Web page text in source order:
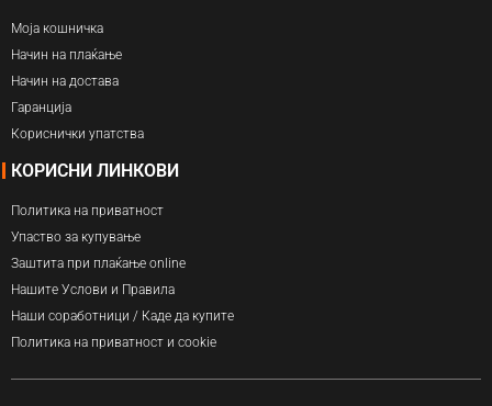
Моја кошничка
Начин на плаќање
Начин на достава
Гаранција
Кориснички упатства
КОРИСНИ ЛИНКОВИ
Политика на приватност
Упаство за купување
Заштита при плаќање online
Нашите Услови и Правила
Наши соработници / Каде да купите
Политика на приватност и cookie